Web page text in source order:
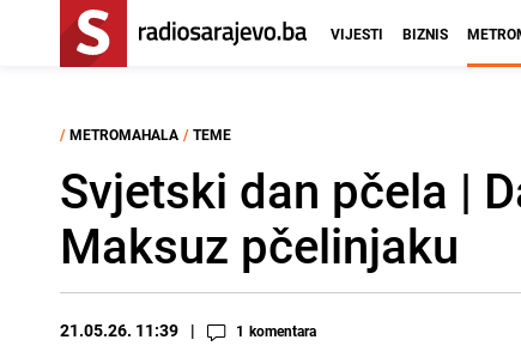
VIJESTI BIZNIS
/ METROMAHALA / TEME
Svjetski dan pčela |
Maksuz pčelinjaku
21.05.26. 11:39 1 komentara